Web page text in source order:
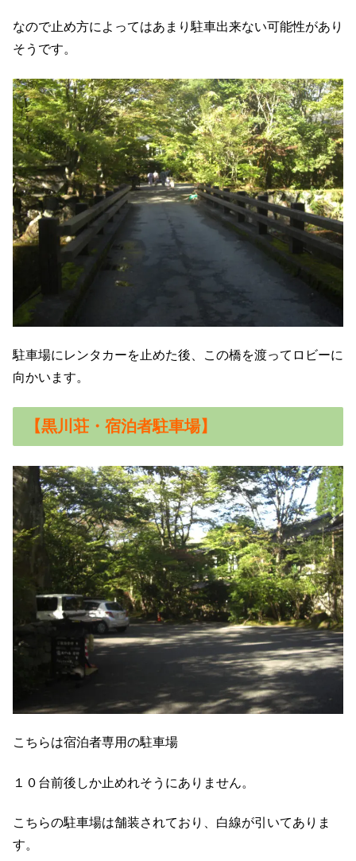
なので止め方によってはあまり駐車出来ない可能性があり
そうです。
駐車場にレンタカーを止めた後、この橋を渡ってロビーに
向かいます。
【黒川荘・宿泊者駐車場】
こちらは宿泊者専用の駐車場
１０台前後しか止めれそうにありません。
こちらの駐車場は舗装されており、白線が引いてありま
す。